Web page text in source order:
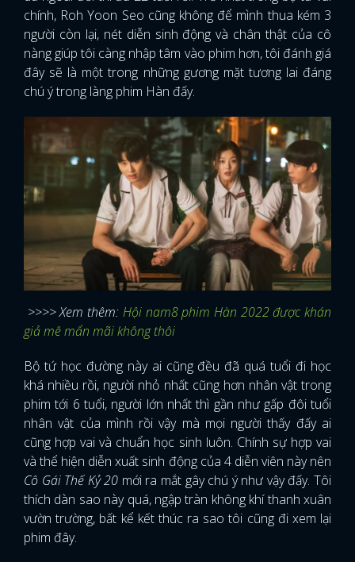
FACEBOOK GOOGLE
chính, Roh Yoon Seo cũng không để mình thua kém 3
người còn lại, nét diễn sinh động và chân thật của cô
nàng giúp tôi càng nhập tâm vào phim hơn, tôi đánh giá
đây sẽ là một trong những gương mặt tương lai đáng
chú ý trong làng phim Hàn đấy.
>>>> Xem thêm: Hội nam8 phim Hàn 2022 được khán
giả mê mẩn mãi không thôi
Bộ tứ học đường này ai cũng đều đã quá tuổi đi học
khá nhiều rồi, người nhỏ nhất cũng hơn nhân vật trong
phim tới 6 tuổi, người lớn nhất thì gần như gấp đôi tuổi
nhân vật của mình rồi vậy mà mọi người thấy đấy ai
cũng hợp vai và chuẩn học sinh luôn. Chính sự hợp vai
và thể hiện diễn xuất sinh động của 4 diễn viên này nên
Cô Gái Thế Kỷ 20 mới ra mắt gây chú ý như vậy đấy. Tôi
thích dàn sao này quá, ngập tràn không khí thanh xuân
vườn trường, bất kể kết thúc ra sao tôi cũng đi xem lại
phim đây.